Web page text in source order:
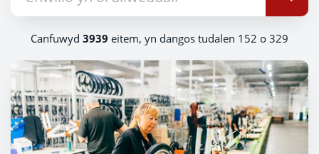
Canfuwyd 3939 eitem, yn dangos tudalen 152 o 329